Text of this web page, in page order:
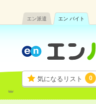
エン派遣 エン バイト
気になるリスト 0